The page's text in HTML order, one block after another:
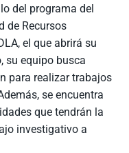
del programa del
de Recursos
el que abrirá su
su equipo busca
para realizar trabajos
se encuentra
que tendrán la
investigativo a